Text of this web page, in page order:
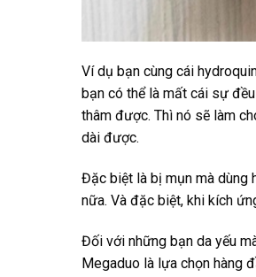
Ví dụ bạn cùng cái
bạn có thể là mất cái sự
thâm được. Thì nó sẽ làm
dài được.
Đặc biệt là bị mụn mà dùng
nữa. Và đặc biệt, khi kích
Đối với những bạn da yếu
Megaduo là lựa chọn hàng